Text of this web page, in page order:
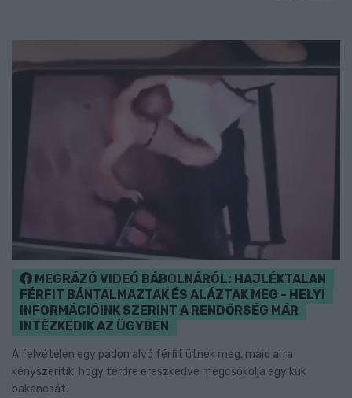
MEGRÁZÓ VIDEÓ BÁBOLNÁRÓL: HAJLÉKTALAN
FÉRFIT BÁNTALMAZTAK ÉS ALÁZTAK MEG - HELYI
INFORMÁCIÓINK SZERINT A RENDŐRSÉG MÁR
INTÉZKEDIK AZ ÜGYBEN
A felvételen egy padon alvó férfit ütnek meg, majd arra
kényszerítik, hogy térdre ereszkedve megcsókolja egyikük
bakancsát.